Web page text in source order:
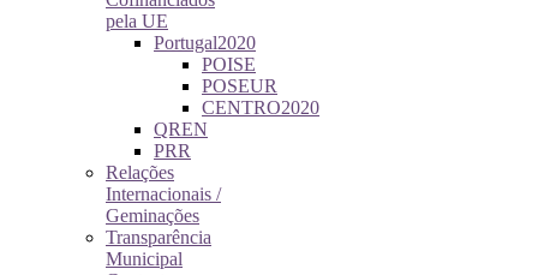
pela UE
Portugal2020
POISE
POSEUR
CENTRO2020
QREN
PRR
Relações
Internacionais /
Geminações
Transparência
Municipal